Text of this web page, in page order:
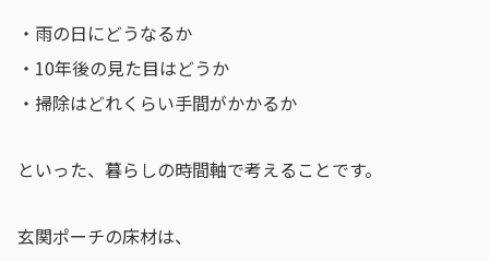
・雨の日にどうなるか
・10年後の見た目はどうか
・掃除はどれくらい手間がかかるか
といった、暮らしの時間軸で考えることです。
玄関ポーチの床材は、